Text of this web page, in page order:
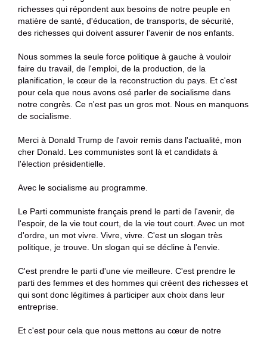
richesses qui répondent aux besoins de notre peuple en
matière de santé, d'éducation, de transports, de sécurité,
des richesses qui doivent assurer l'avenir de nos enfants.
Nous sommes la seule force politique à gauche à vouloir
faire du travail, de l'emploi, de la production, de la
planification, le cœur de la reconstruction du pays. Et c'est
pour cela que nous avons osé parler de socialisme dans
notre congrès. Ce n'est pas un gros mot. Nous en manquons
de socialisme.
Merci à Donald Trump de l'avoir remis dans l'actualité, mon
cher Donald. Les communistes sont là et candidats à
l'élection présidentielle.
Avec le socialisme au programme.
Le Parti communiste français prend le parti de l'avenir, de
l'espoir, de la vie tout court, de la vie tout court. Avec un mot
d'ordre, un mot vivre. Vivre, vivre. C'est un slogan très
politique, je trouve. Un slogan qui se décline à l'envie.
C'est prendre le parti d'une vie meilleure. C'est prendre le
parti des femmes et des hommes qui créent des richesses et
qui sont donc légitimes à participer aux choix dans leur
entreprise.
Et c'est pour cela que nous mettons au cœur de notre